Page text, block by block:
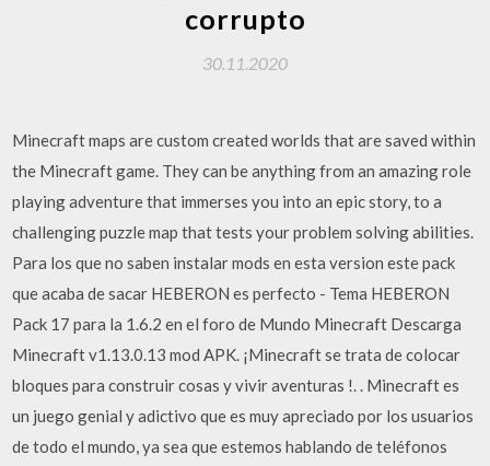
corrupto
30.11.2020
Minecraft maps are custom created worlds that are saved within
the Minecraft game. They can be anything from an amazing role
playing adventure that immerses you into an epic story, to a
challenging puzzle map that tests your problem solving abilities.
Para los que no saben instalar mods en esta version este pack
que acaba de sacar HEBERON es perfecto - Tema HEBERON
Pack 17 para la 1.6.2 en el foro de Mundo Minecraft Descarga
Minecraft v1.13.0.13 mod APK. ¡Minecraft se trata de colocar
bloques para construir cosas y vivir aventuras !. . Minecraft es
un juego genial y adictivo que es muy apreciado por los usuarios
de todo el mundo, ya sea que estemos hablando de teléfonos